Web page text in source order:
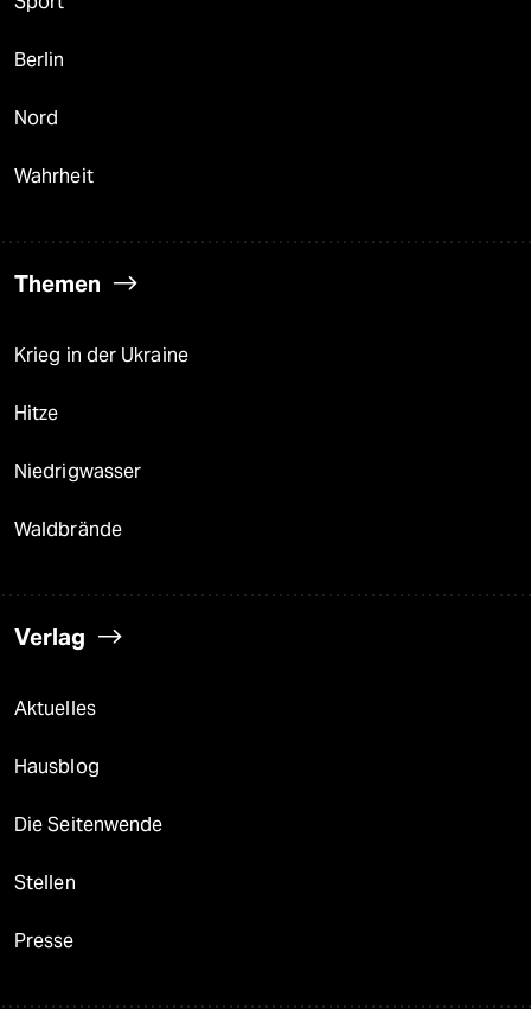
Berlin
Nord
Wahrheit
Themen
Krieg in der Ukraine
Hitze
Niedrigwasser
Waldbrände
Verlag
Aktuelles
Hausblog
Die Seitenwende
Stellen
Presse